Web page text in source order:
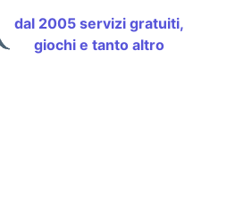
dal 2005 servizi gratuiti,
giochi e tanto altro